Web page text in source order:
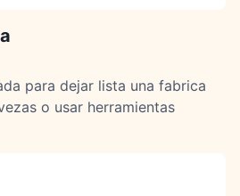
para dejar lista una fabrica
o usar herramientas